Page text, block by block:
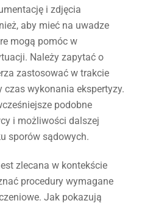
i zdjęcia
aby mieć na uwadze
mogą pomóc w
Należy zapytać o
zastosować w trakcie
czas wykonania ekspertyzy.
podobne
i możliwości dalszej
sporów sądowych.
zlecana w kontekście
procedury wymagane
Jak pokazują